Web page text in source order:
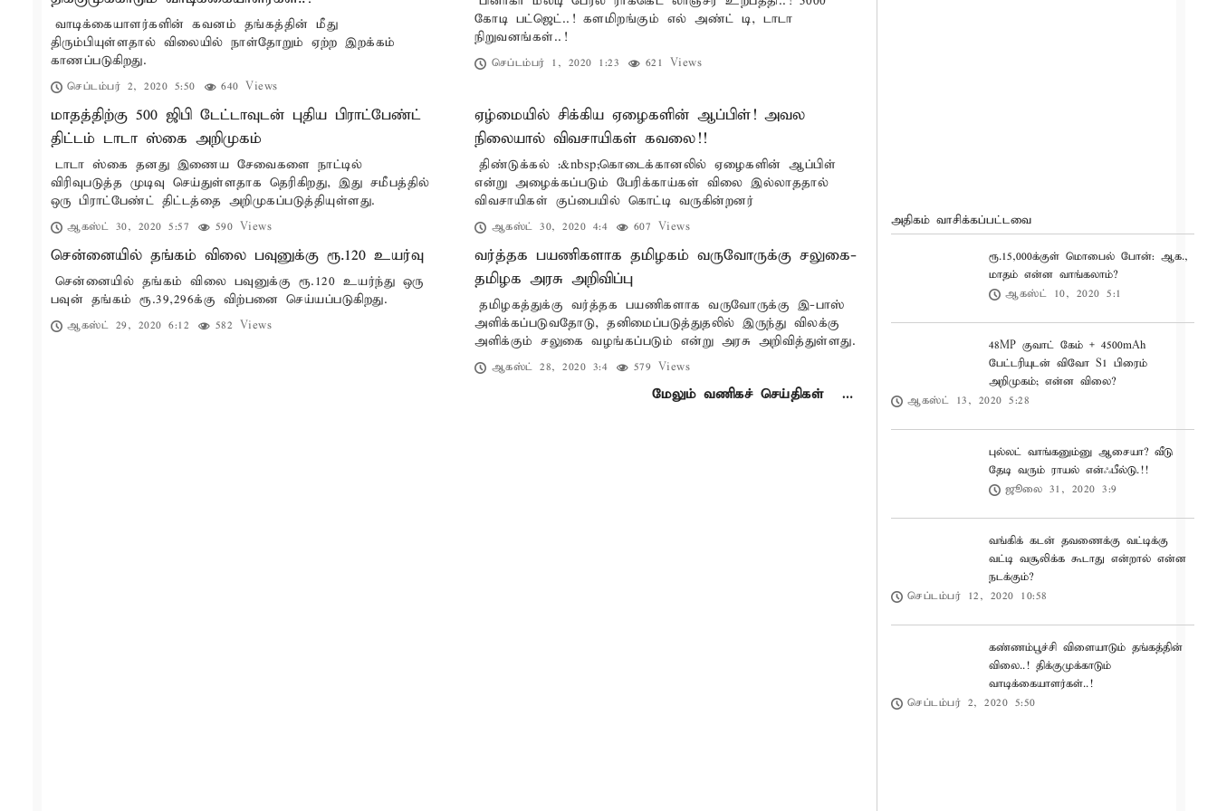
வாடிக்கையாளர்களின் கவனம் தங்கத்தின் மீது
திரும்பியுள்ளதால் விலையில் நாள்தோறும் ஏற்ற இறக்கம்
காணப்படுகிறது.
செப்டம்பர் 2, 2020 5:50 640 Views
கோடி பட்ஜெட்..! களமிறங்கும் எல் அண்ட் டி, டாடா
நிறுவனங்கள்..!
செப்டம்பர் 1, 2020 1:23 621 Views
மாதத்திற்கு 500 ஜிபி டேட்டாவுடன் புதிய பிராட்பேண்ட்
திட்டம் டாடா ஸ்கை அறிமுகம்
டாடா ஸ்கை தனது இணைய சேவைகளை நாட்டில்
விரிவுபடுத்த முடிவு செய்துள்ளதாக தெரிகிறது, இது சமீபத்தில்
ஒரு பிராட்பேண்ட் திட்டத்தை அறிமுகப்படுத்தியுள்ளது.
ஆகஸ்ட் 30, 2020 5:57 590 Views
ஏழ்மையில் சிக்கிய ஏழைகளின் ஆப்பிள்! அவல
நிலையால் விவசாயிகள் கவலை!!
திண்டுக்கல் :&nbsp;கொடைக்கானலில் ஏழைகளின் ஆப்பிள்
என்று அழைக்கப்படும் பேரிக்காய்கள் விலை இல்லாததால்
விவசாயிகள் குப்பையில் கொட்டி வருகின்றனர்
ஆகஸ்ட் 30, 2020 4:4 607 Views
சென்னையில் தங்கம் விலை பவுனுக்கு ரூ.120 உயர்வு
சென்னையில் தங்கம் விலை பவுனுக்கு ரூ.120 உயர்ந்து ஒரு
பவுன் தங்கம் ரூ.39,296க்கு விற்பனை செய்யப்படுகிறது.
ஆகஸ்ட் 29, 2020 6:12 582 Views
வர்த்தக பயணிகளாக தமிழகம் வருவோருக்கு சலுகை-
தமிழக அரசு அறிவிப்பு
தமிழகத்துக்கு வர்த்தக பயணிகளாக வருவோருக்கு இ-பாஸ்
அளிக்கப்படுவதோடு, தனிமைப்படுத்துதலில் இருந்து விலக்கு
அளிக்கும் சலுகை வழங்கப்படும் என்று அரசு அறிவித்துள்ளது.
ஆகஸ்ட் 28, 2020 3:4 579 Views
மேலும் வணிகச் செய்திகள் …
அதிகம் வாசிக்கப்பட்டவை
ரூ.15,000க்குள் மொபைல் போன்: ஆக.,
மாதம் என்ன வாங்கலாம்?
ஆகஸ்ட் 10, 2020 5:1
48MP குவாட் கேம் + 4500mAh
பேட்டரியுடன் விவோ S1 பிரைம்
அறிமுகம்; என்ன விலை?
ஆகஸ்ட் 13, 2020 5:28
புல்லட் வாங்கனும்னு ஆசையா? வீடு
தேடி வரும் ராயல் என்ஃபீல்டு.!!
ஜூலை 31, 2020 3:9
வங்கிக் கடன் தவணைக்கு வட்டிக்கு
வட்டி வசூலிக்க கூடாது என்றால் என்ன
நடக்கும்?
செப்டம்பர் 12, 2020 10:58
கண்ணம்பூச்சி விளையாடும் தங்கத்தின்
விலை..! திக்குமுக்காடும்
வாடிக்கையாளர்கள்..!
செப்டம்பர் 2, 2020 5:50